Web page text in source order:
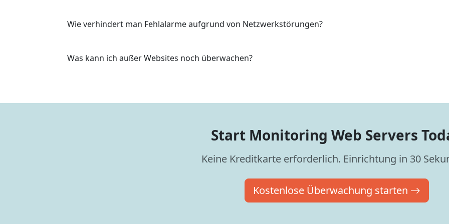
Wie verhindert man Fehlalarme aufgrund von Netzwerkstörungen?
Was kann ich außer Websites noch überwachen?
Start Monitoring Web Servers
Keine Kreditkarte erforderlich. Einrichtung in 30
Kostenlose Überwachung starten